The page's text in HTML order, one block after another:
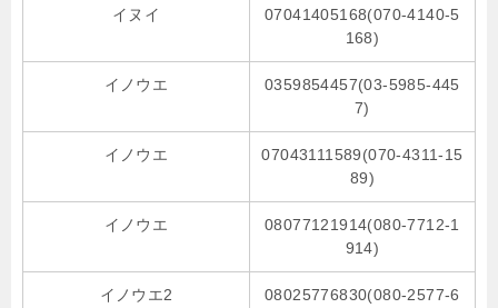
イヌイ
07041405168(070-4140-5
168)
イノウエ
0359854457(03-5985-445
7)
イノウエ
07043111589(070-4311-15
89)
イノウエ
08077121914(080-7712-1
914)
イノウエ2
08025776830(080-2577-6